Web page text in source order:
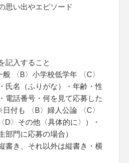
思い出やエピソード
記入すること
〈B〉小学校低学年 〈C〉
氏名（ふりがな）・年齢・性
電話番号・何を見て応募した
付も 〈B〉婦人公論 〈C〉
D〉その他〈具体的に〉）・
部門に応募の場合）
書き、それ以外は縦書き・横